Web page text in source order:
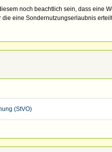
noch beachtlich sein, dass eine
eine Sondernutzungserlaubnis
(StVO)